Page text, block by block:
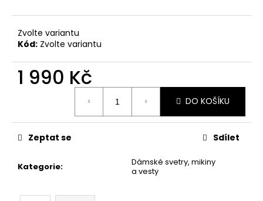
Zvolte variantu
Kód: Zvolte variantu
1 990 Kč
DO KOŠÍKU
Kategorie:
Dámské svetry, mikiny
a vesty
Zeptat se Sdílet
p
o
č
m
e